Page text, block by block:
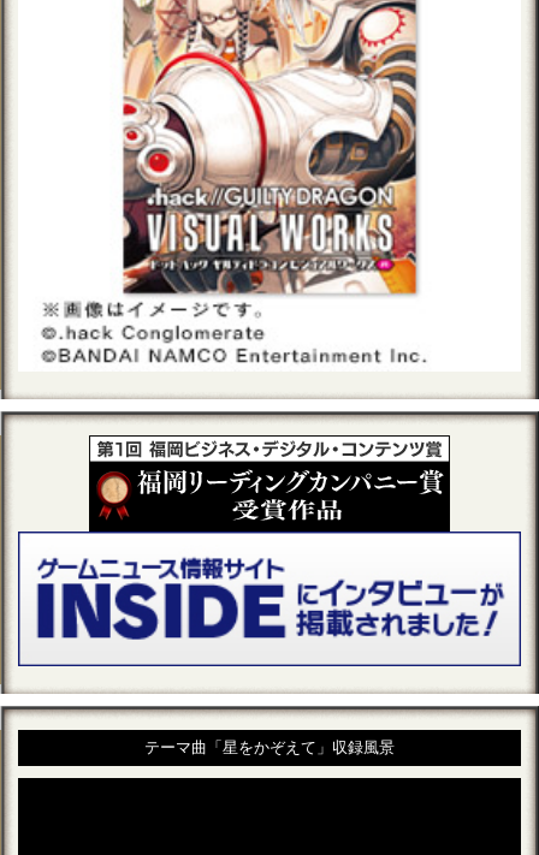
テーマ曲「星をかぞえて」収録風景